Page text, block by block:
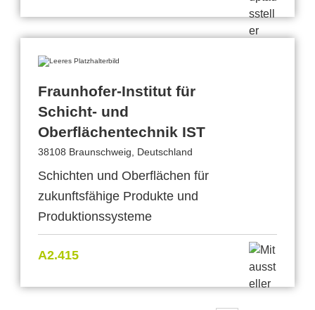
Fraunhofer-Institut für
Schicht- und
Oberflächentechnik IST
38108 Braunschweig, Deutschland
Schichten und Oberflächen für
zukunftsfähige Produkte und
Produktionssysteme
A2.415